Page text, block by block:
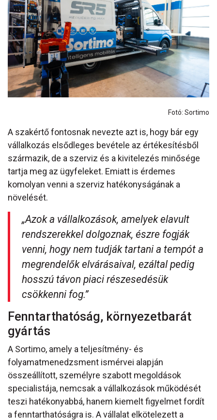
Fotó: Sortimo
A szakértő fontosnak nevezte azt is, hogy bár egy
vállalkozás elsődleges bevétele az értékesítésből
származik, de a szerviz és a kivitelezés minősége
tartja meg az ügyfeleket. Emiatt is érdemes
komolyan venni a szerviz hatékonyságának a
növelését.
„Azok a vállalkozások, amelyek elavult
rendszerekkel dolgoznak, észre fogják
venni, hogy nem tudják tartani a tempót a
megrendelők elvárásaival, ezáltal pedig
hosszú távon piaci részesedésük
csökkenni fog.”
Fenntarthatóság, környezetbarát
gyártás
A Sortimo, amely a teljesítmény- és
folyamatmenedzsment ismérvei alapján
összeállított, személyre szabott megoldások
specialistája, nemcsak a vállalkozások működését
teszi hatékonyabbá, hanem kiemelt figyelmet fordít
a fenntarthatóságra is. A vállalat elkötelezett a